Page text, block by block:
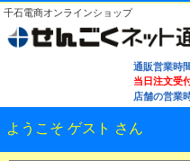
千石電商オンラインショップ
通販営業時
当日注文受
店舗の営業
ようこそ ゲスト さん